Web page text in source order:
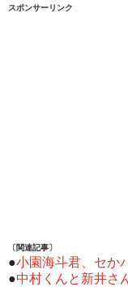
スポンサーリンク
〔関連記事〕
●小園海斗君、セか
●中村くんと新井